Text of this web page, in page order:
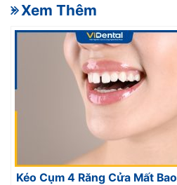
- Xem Thêm
Kéo Cụm 4 Răng Cửa Mất Bao